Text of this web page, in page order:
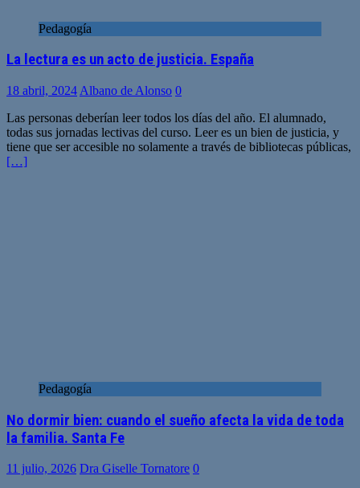
Pedagogía
La lectura es un acto de justicia. España
18 abril, 2024 Albano de Alonso 0
Las personas deberían leer todos los días del año. El alumnado,
todas sus jornadas lectivas del curso. Leer es un bien de justicia, y
tiene que ser accesible no solamente a través de bibliotecas públicas,
[…]
Pedagogía
No dormir bien: cuando el sueño afecta la vida de toda
la familia. Santa Fe
11 julio, 2026 Dra Giselle Tornatore 0